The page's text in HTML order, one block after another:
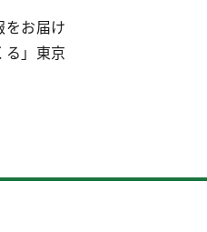
お届け
」東京